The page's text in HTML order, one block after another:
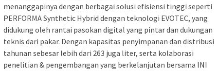
menanggapinya dengan berbagai solusi efisiensi tinggi seperti
PERFORMA Synthetic Hybrid dengan teknologi EVOTEC, yang
didukung oleh rantai pasokan digital yang pintar dan dukungan
teknis dari pakar. Dengan kapasitas penyimpanan dan distribusi
tahunan sebesar lebih dari 263 juga liter, serta kolaborasi
penelitian & pengembangan yang berkelanjutan bersama INI